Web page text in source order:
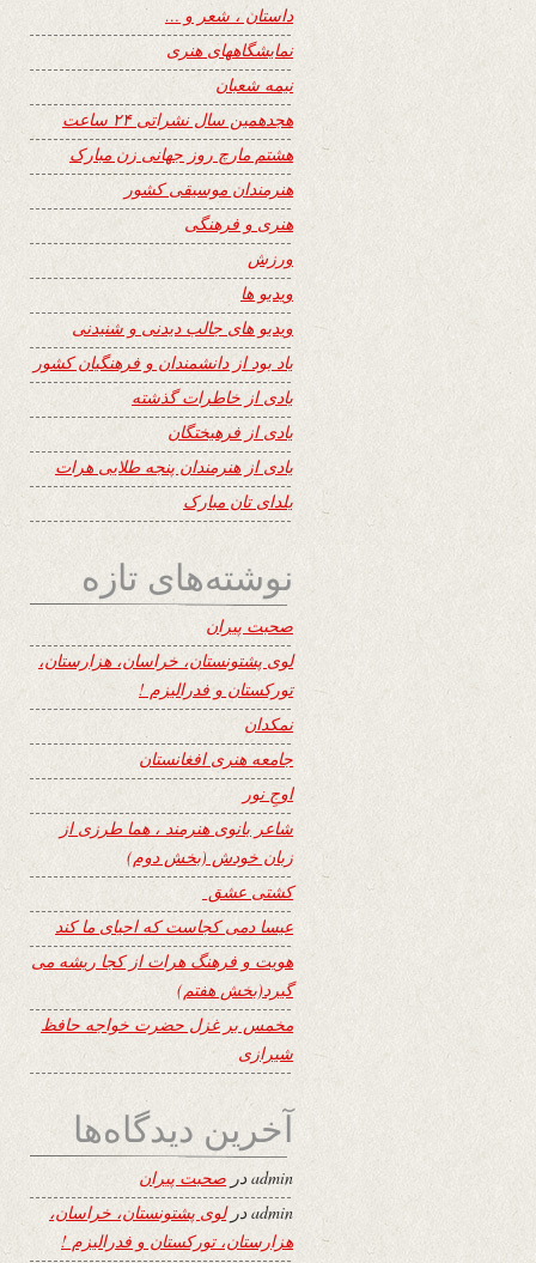
داستان ، شعر و …
نمایشگاههای هنری
نیمه شعبان
هجدهمین سال نشراتی ۲۴ ساعت
هشتم مارچ روز جهانی زن مبارک
هنرمندان موسیقی کشور
هنری و فرهنگی
ورزش
ویدیو ها
ویدیو های جالب دیدنی و شنیدنی
یاد بود از دانشمندان و فرهنگیان کشور
یادی از خاطرات گذشته
یادی از فرهیختگان
یادی از هنرمندان پنجه طلایی هرات
یلدای تان مبارک
نوشته‌های تازه
صحبت پیران
لوی پشتونستان، خراسان، هزارستان،
تورکستان و فدرالیزم !
نمکدان
جامعه هنری افغانستان
اوجِ نور
شاعر بانوی هنرمند ، هما طرزی از
زبان خودش (بخش دوم)
کشتی عشق
عیسا دمی کجاست که احیای ما کند
هویت و فرهنگ هرات از کجا ریشه می
گیرد(بخش هفتم)
مخمس بر غزل حضرت خواجه حافظ
شیرازی
آخرین دیدگاه‌ها
adminدر صحبت پیران
admin درلوی پشتونستان، خراسان،
هزارستان، تورکستان و فدرالیزم !